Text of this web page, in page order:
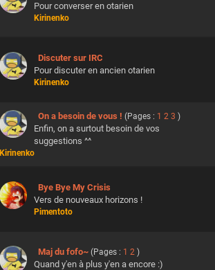
Pour converser en otarien
Kirinenko
Discuter sur IRC
Pour discuter en ancien otarien
Kirinenko
On a besoin de vous ! (Pages : 1 2 3 )
Enfin, on a surtout besoin de vos
suggestions ^^
Kirinenko
Bye Bye My Crisis
Vers de nouveaux horizons !
Pimentoto
Maj du fofo~ (Pages : 1 2 )
Quand y'en à plus y'en a encore :)